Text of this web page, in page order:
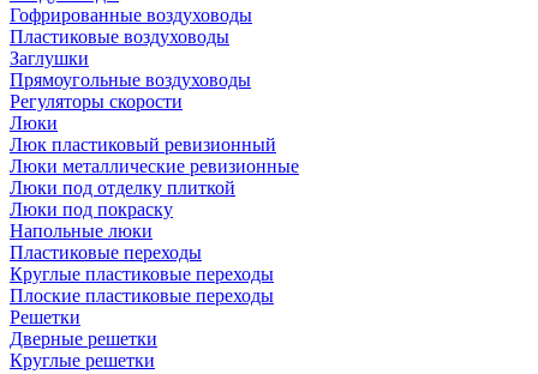
Гофрированные воздуховоды
Пластиковые воздуховоды
Заглушки
Прямоугольные воздуховоды
Регуляторы скорости
Люки
Люк пластиковый ревизионный
Люки металлические ревизионные
Люки под отделку плиткой
Люки под покраску
Напольные люки
Пластиковые переходы
Круглые пластиковые переходы
Плоские пластиковые переходы
Решетки
Дверные решетки
Круглые решетки